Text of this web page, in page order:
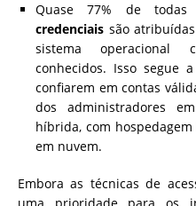
Quase 77% de
credenciais são
sistema operacional
conhecidos. Isso segue
confiarem em contas
dos administradores
híbrida, com
em nuvem.
Embora as técnicas de